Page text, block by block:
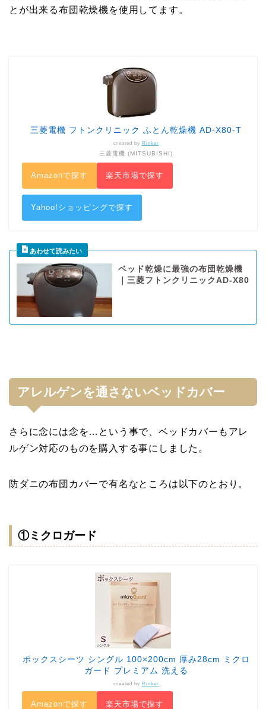
とが出来る布団乾燥機を使用してます。
三菱電機 フトンクリニック ふとん乾燥機 AD-X80-T
created by Rinker
三菱電機 (MITSUBISHI)
Amazonで探す 楽天市場で探す
Yahoo!ショッピングで探す
ベッド乾燥に最強の布団乾燥機
｜三菱フトンクリニックAD-X80
アレルゲンを通さないベッドカバー
さらに念には念を…という事で、ベッドカバーもアレ
ルゲン対応のものを購入する事にしました。
防ダニの布団カバーで有名なところは以下のとおり。
①ミクロガード
ボックスシーツ シングル 100×200cm 厚み28cm ミクロ
ガード プレミアム 洗える
created by Rinker
Amazonで探す 楽天市場で探す